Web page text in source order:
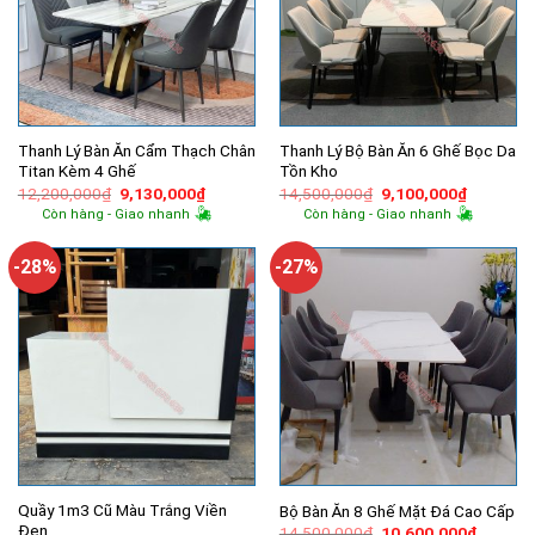
Thanh Lý Bàn Ăn Cẩm Thạch Chân
Titan Kèm 4 Ghế
12,200,000₫ Giá
gốc
là:
9,130,000₫Giá
hiện
tại
9,130,000₫.
Còn hàng - Giao nhanh
Thanh Lý Bộ Bàn Ăn 6 Ghế Bọc Da
Tồn Kho
14,500,000₫ Giá
gốc
là:
9,100,000₫Giá
hiện
tại
Còn hàng - Giao nhanh
-28%
Quầy 1m3 Cũ Màu Trắng Viền
Đen
-27%
Bộ Bàn Ăn 8 Ghế Mặt Đá Cao Cấp